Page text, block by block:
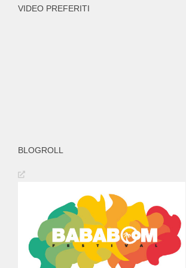
VIDEO PREFERITI
BLOGROLL